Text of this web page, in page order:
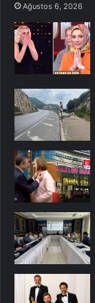
Ağustos 6, 2026